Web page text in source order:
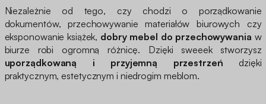
Niezależnie od tego, czy chodzi o porządkowanie
dokumentów, przechowywanie materiałów biurowych czy
eksponowanie książek, dobry mebel do przechowywania w
biurze robi ogromną różnicę. Dzięki sweeek stworzysz
uporządkowaną i przyjemną przestrzeń dzięki
praktycznym, estetycznym i niedrogim meblom.